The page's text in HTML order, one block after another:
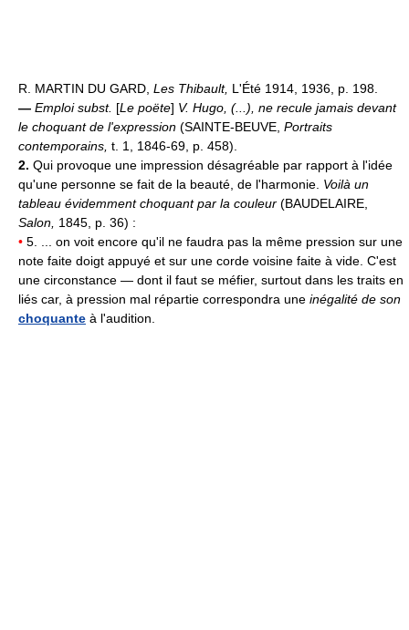
R. MARTIN DU GARD, Les Thibault, L'Été 1914, 1936, p. 198.
— Emploi subst. [Le poëte] V. Hugo, (...), ne recule jamais devant
le choquant de l'expression (SAINTE-BEUVE, Portraits
contemporains, t. 1, 1846-69, p. 458).
2. Qui provoque une impression désagréable par rapport à l'idée
qu'une personne se fait de la beauté, de l'harmonie. Voilà un
tableau évidemment choquant par la couleur (BAUDELAIRE,
Salon, 1845, p. 36) :
• 5. ... on voit encore qu'il ne faudra pas la même pression sur une
note faite doigt appuyé et sur une corde voisine faite à vide. C'est
une circonstance — dont il faut se méfier, surtout dans les traits en
liés car, à pression mal répartie correspondra une inégalité de son
choquante à l'audition.